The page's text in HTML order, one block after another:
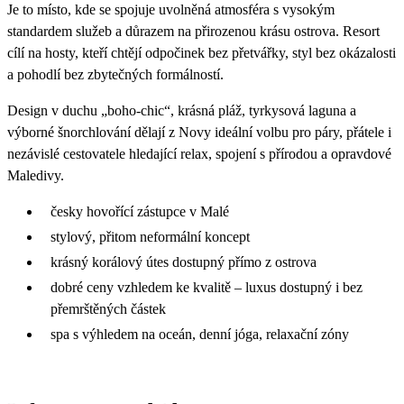
Je to místo, kde se spojuje uvolněná atmosféra s vysokým
standardem služeb a důrazem na přirozenou krásu ostrova. Resort
cílí na hosty, kteří chtějí odpočinek bez přetvářky, styl bez okázalosti
a pohodlí bez zbytečných formálností.
Design v duchu „boho-chic“, krásná pláž, tyrkysová laguna a
výborné šnorchlování dělají z Novy ideální volbu pro páry, přátele i
nezávislé cestovatele hledající relax, spojení s přírodou a opravdové
Maledivy.
česky hovořící zástupce v Malé
stylový, přitom neformální koncept
krásný korálový útes dostupný přímo z ostrova
dobré ceny vzhledem ke kvalitě – luxus dostupný i bez
přemrštěných částek
spa s výhledem na oceán, denní jóga, relaxační zóny